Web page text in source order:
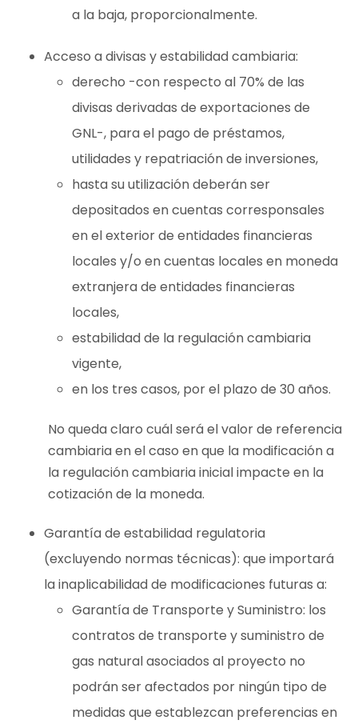
a la baja, proporcionalmente.
Acceso a divisas y estabilidad cambiaria:
derecho -con respecto al 70% de las
divisas derivadas de exportaciones de
GNL-, para el pago de préstamos,
utilidades y repatriación de inversiones,
hasta su utilización deberán ser
depositados en cuentas corresponsales
en el exterior de entidades financieras
locales y/o en cuentas locales en moneda
extranjera de entidades financieras
locales,
estabilidad de la regulación cambiaria
vigente,
en los tres casos, por el plazo de 30 años.
No queda claro cuál será el valor de referencia
cambiaria en el caso en que la modificación a
la regulación cambiaria inicial impacte en la
cotización de la moneda.
Garantía de estabilidad regulatoria
(excluyendo normas técnicas): que importará
la inaplicabilidad de modificaciones futuras a:
Garantía de Transporte y Suministro: los
contratos de transporte y suministro de
gas natural asociados al proyecto no
podrán ser afectados por ningún tipo de
medidas que establezcan preferencias en